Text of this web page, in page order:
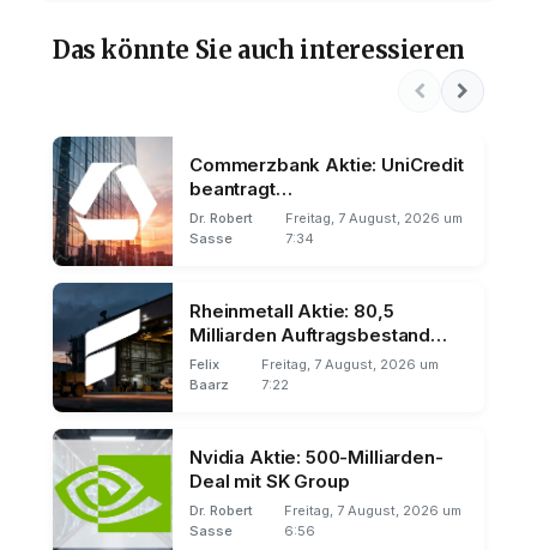
Das könnte Sie auch interessieren
Commerzbank Aktie: UniCredit
beantragt
Mehrheitsbeteiligung
Dr. Robert
Sasse
Freitag, 7 August, 2026 um
7:34
Rheinmetall Aktie: 80,5
Milliarden Auftragsbestand
trotz F126-Ausfall
Felix
Baarz
Freitag, 7 August, 2026 um
7:22
Nvidia Aktie: 500-Milliarden-
Deal mit SK Group
Dr. Robert
Sasse
Freitag, 7 August, 2026 um
6:56